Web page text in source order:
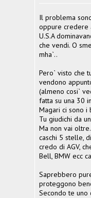
Il problema
oppure credere
U.S.A
che vendi. O
mha`..
Pero` visto che
vendono
(almeno cosi`
fatta su una 30
Magari ci sono i
Tu giudichi da
Ma non vai
caschi 5 stelle,
credo di AGV,
Bell, BMW ecc
Saprebbero
proteggono
Secondo te uno